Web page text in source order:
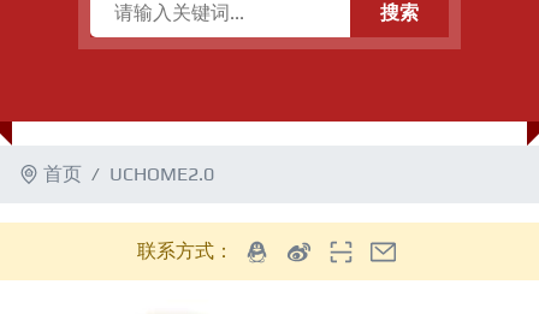
搜索
首页 UCHOME2.0
联系方式：